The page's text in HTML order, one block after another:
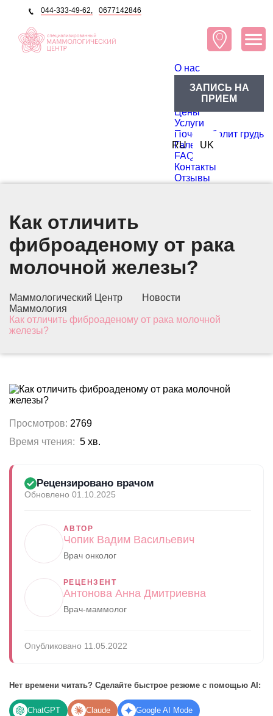
044-333-49-62, 0677142846
O нас
Блог
Доктора
Цены
Услуги
Почему болит грудь
Галерея
FAQ
Контакты
Отзывы
RU UK
ЗАПИСЬ НА
ПРИЕМ
Как отличить
фиброаденому от рака
молочной железы?
Маммологический Центр
Новости
Маммология
Как отличить фиброаденому от рака молочной
железы?
Просмотров: 2769
Время чтения: 5 хв.
Рецензировано врачом
Обновлено 01.10.2025
АВТОР
Чопик Вадим Васильевич
Врач онколог
РЕЦЕНЗЕНТ
Антонова Анна Дмитриевна
Врач-маммолог
Опубликовано 11.05.2022
Нет времени читать? Сделайте быстрое резюме с помощью AI:
ChatGPT Claude Google AI Mode